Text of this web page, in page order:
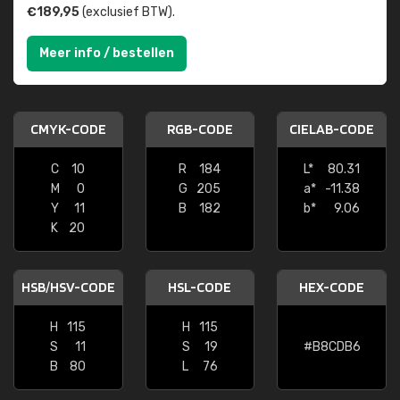
€189,95(exclusief BTW).
Meer info / bestellen
CMYK-CODE
C
10
M
0
Y
11
K
20
RGB-CODE
R
184
G
205
B
182
CIELAB-CODE
L*
80.31
a*
-11.38
b*
9.06
HSB/HSV-CODE
H
115
S
11
B
80
HSL-CODE
H
115
S
19
L
76
HEX-CODE
#B8CDB6